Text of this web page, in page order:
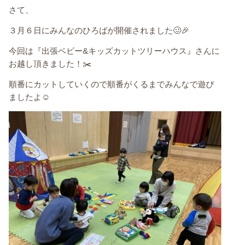
さて、
３月６日にみんなのひろばが開催されました🥴🎉
今回は『出張ベビー&キッズカットツリーハウス』さんに
お越し頂きました！ ✂️
順番にカットしていくので順番がくるまでみんなで遊び
ましたよ ☺️